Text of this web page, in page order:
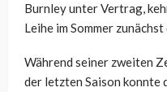
Burnley unter Vertrag,
Leihe im Sommer
Während seiner zweiten
der letzten Saison konnte